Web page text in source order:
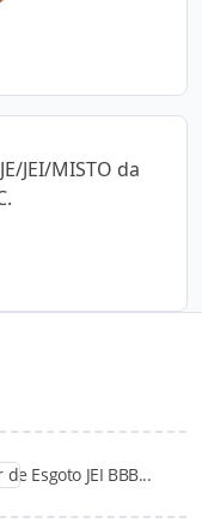
JEI/MISTO da
Esgoto JEI BBB...